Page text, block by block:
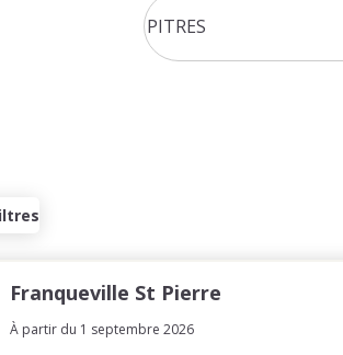
Franqueville St Pierre
À partir du 1 septembre 2026